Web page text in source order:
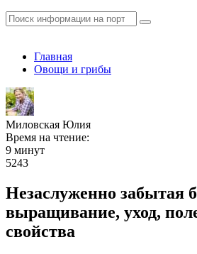
Главная
Овощи и грибы
Миловская Юлия
Время на чтение:
9 минут
5243
Незаслуженно забытая
выращивание, уход,
свойства